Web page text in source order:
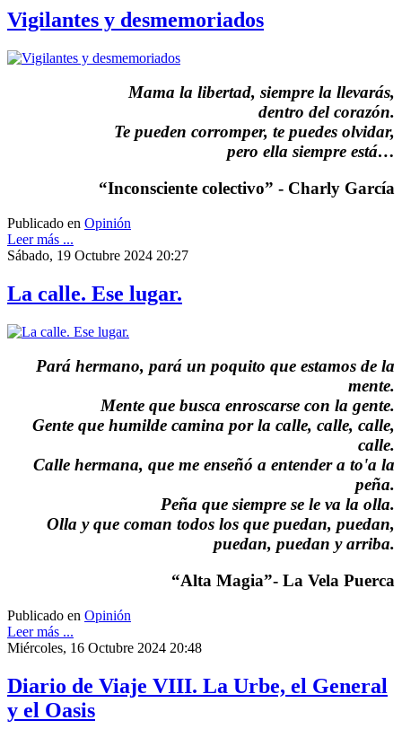
Vigilantes y desmemoriados
Mama la libertad, siempre la llevarás,
dentro del corazón.
Te pueden corromper, te puedes olvidar,
pero ella siempre está…
“Inconsciente colectivo” - Charly García
Publicado en Opinión
Leer más ...
Sábado, 19 Octubre 2024 20:27
La calle. Ese lugar.
Pará hermano, pará un poquito que estamos de la
mente.
Mente que busca enroscarse con la gente.
Gente que humilde camina por la calle, calle, calle,
calle.
Calle hermana, que me enseñó a entender a to'a la
peña.
Peña que siempre se le va la olla.
Olla y que coman todos los que puedan, puedan,
puedan, puedan y arriba.
“Alta Magia”- La Vela Puerca
Publicado en Opinión
Leer más ...
Miércoles, 16 Octubre 2024 20:48
Diario de Viaje VIII. La Urbe, el General
y el Oasis